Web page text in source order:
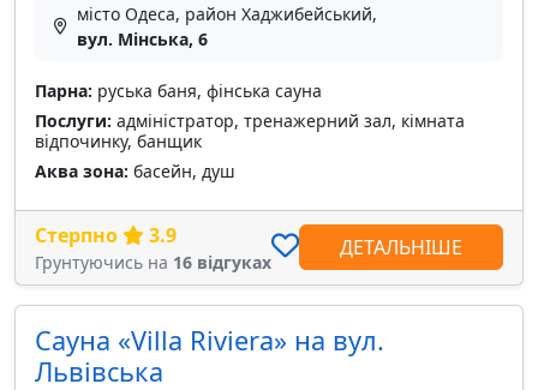
місто Одеса, район Хаджибейський,
вул. Мінська, 6
Парна: руська баня, фінська сауна
Послуги: адміністратор, тренажерний зал, кімната
відпочинку, банщик
Аква зона: басейн, душ
Стерпно 3.9
Грунтуючись на 16 відгуках
ДЕТАЛЬНІШЕ
Сауна «Villa Riviera» на вул.
Львівська